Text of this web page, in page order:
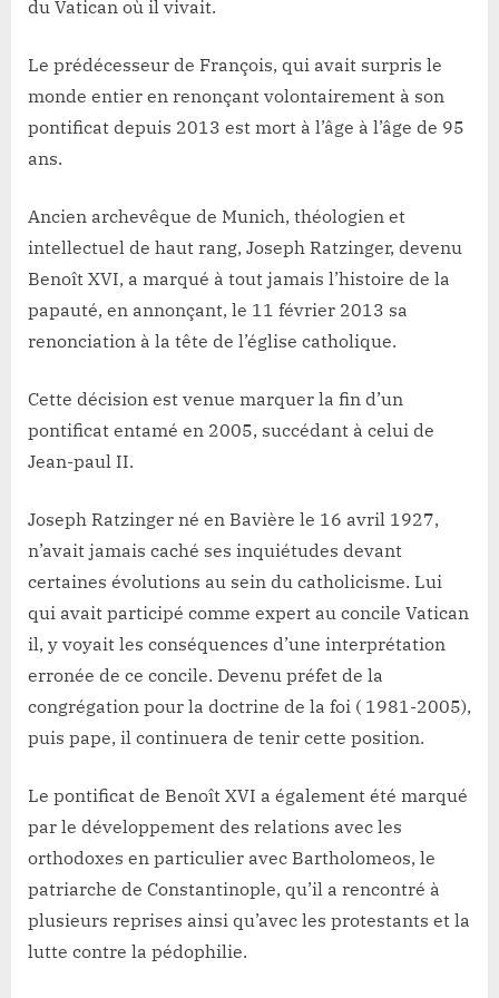
du Vatican où il vivait.
Le prédécesseur de François, qui avait surpris le
monde entier en renonçant volontairement à son
pontificat depuis 2013 est mort à l’âge à l’âge de 95
ans.
Ancien archevêque de Munich, théologien et
intellectuel de haut rang, Joseph Ratzinger, devenu
Benoît XVI, a marqué à tout jamais l’histoire de la
papauté, en annonçant, le 11 février 2013 sa
renonciation à la tête de l’église catholique.
Cette décision est venue marquer la fin d’un
pontificat entamé en 2005, succédant à celui de
Jean-paul II.
Joseph Ratzinger né en Bavière le 16 avril 1927,
n’avait jamais caché ses inquiétudes devant
certaines évolutions au sein du catholicisme. Lui
qui avait participé comme expert au concile Vatican
il, y voyait les conséquences d’une interprétation
erronée de ce concile. Devenu préfet de la
congrégation pour la doctrine de la foi ( 1981-2005),
puis pape, il continuera de tenir cette position.
Le pontificat de Benoît XVI a également été marqué
par le développement des relations avec les
orthodoxes en particulier avec Bartholomeos, le
patriarche de Constantinople, qu’il a rencontré à
plusieurs reprises ainsi qu’avec les protestants et la
lutte contre la pédophilie.